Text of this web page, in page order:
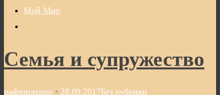
Мой Мир
Семья и супружество
padremaximo • 28.09.2017Без рубрики